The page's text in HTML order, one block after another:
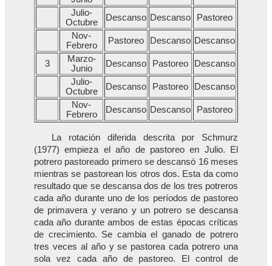
Julio-
Octubre
Descanso Descanso
Pastoreo
Nov-
Febrero
Pastoreo Descanso Descanso
3
Marzo-
Junio
Descanso Pastoreo
Descanso
Julio-
Octubre
Descanso Pastoreo
Descanso
Nov-
Febrero
Descanso Descanso Pastoreo
La rotación diferida descrita por Schmurz
(1977) empieza el año de pastoreo en Julio. El
potrero pastoreado primero se descansó 16 meses
mientras se pastorean los otros dos. Esta da como
resultado que se descansa dos de los tres potreros
cada año durante uno de los períodos de pastoreo
de primavera y verano y un potrero se descansa
cada año durante ambos de estas épocas críticas
de crecimiento. Se cambia el ganado de potrero
tres veces al año y se pastorea cada potrero una
sola vez cada año de pastoreo. El control de